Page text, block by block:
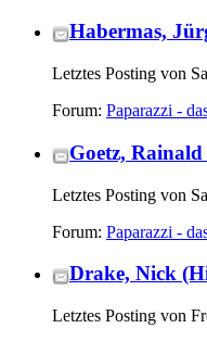
Habermas,
Letztes Posting von
Forum: Paparazzi -
Goetz, Rainald
Letztes Posting von
Forum: Paparazzi -
Drake, Nick
Letztes Posting von